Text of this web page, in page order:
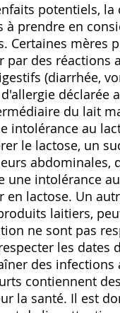
potentiels‚
à prendre en
Certaines mères
par des réactions
(diarrhée‚
déclarée
du lait
intolérance au
le lactose‚ un
une intolérance
en lactose. Un
laitiers‚
ne sont pas
les
des
contiennent
la santé. Il est